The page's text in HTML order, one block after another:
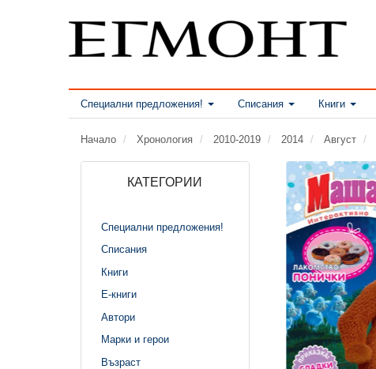
Специални предложения! Списания Книги
Начало Хронология 2010-2019 2014 Август
КАТЕГОРИИ
Специални предложения!
Списания
Книги
Е-книги
Автори
Марки и герои
Възраст